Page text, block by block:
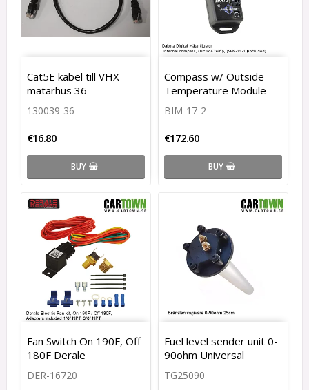
Cat5E kabel till VHX
mätarhus 36
130039-36
€16.80
BUY
Compass w/ Outside
Temperature Module
BIM-17-2
€172.60
BUY
Fan Switch On 190F, Off
180F Derale
DER-16720
Fuel level sender unit 0-
90ohm Universal
TG25090